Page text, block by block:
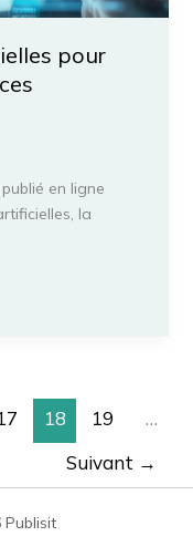
pour
en ligne
la
18 19
…
Suivant →